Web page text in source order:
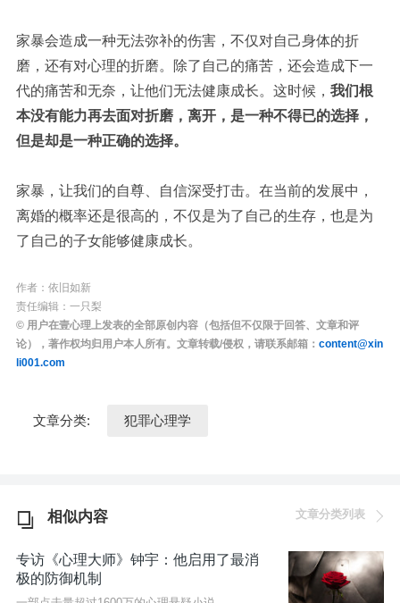
家暴会造成一种无法弥补的伤害，不仅对自己身体的折
磨，还有对心理的折磨。除了自己的痛苦，还会造成下一
代的痛苦和无奈，让他们无法健康成长。这时候， 我们根
本没有能力再去面对折磨，离开，是一种不得已的选择，
但是却是一种正确的选择。
家暴，让我们的自尊、自信深受打击。在当前的发展中，
离婚的概率还是很高的，不仅是为了自己的生存，也是为
了自己的子女能够健康成长。
作者：依旧如新
责任编辑：一只梨
© 用户在壹心理上发表的全部原创内容（包括但不仅限于回答、文章和评
论），著作权均归用户本人所有。文章转载/侵权，请联系邮箱： content@xin
li001.com
文章分类: 犯罪心理学
相似内容 文章分类列表
专访《心理大师》钟宇：他启用了最消
极的防御机制